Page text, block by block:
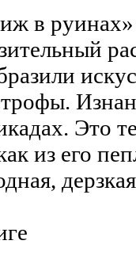
в
Это
из его